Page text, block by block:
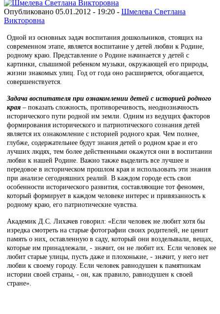
Опубликовано 05.01.2012 - 19:20 - Шмелева Светлана
Викторовна
Одной из основных задач воспитания дошкольников, стоящих на
современном этапе, является воспитание у детей любви к Родине,
родному краю. Представление о Родине начинается у детей с
картинки, слышимой ребенком музыки, окружающей его природы,
жизни знакомых улиц. Год от года оно расширяется, обогащается,
совершенствуется.
Задача воспитателя при ознакомлении детей с историей родного
края – показать сложность, противоречивость, неоднозначность
исторического пути родной им земли. Одним из ведущих факторов
формирования исторического и патриотического сознания детей
является их ознакомление с историей родного края. Чем полнее,
глубже, содержательнее будут знания детей о родном крае и его
лучших людях, тем более действенными окажутся они в воспитании
любви к нашей Родине. Важно также выделить все лучшее и
передовое в историческом прошлом края и использовать эти знания
при анализе сегодняшних реалий. В каждом городе есть свои
особенности исторического развития, составляющие тот феномен,
который формирует в каждом человеке интерес и привязанность к
родному краю, его патриотические чувства.
Академик Д.С. Лихачев говорил: «Если человек не любит хотя бы
изредка смотреть на старые фотографии своих родителей, не ценит
память о них, оставленную в саду, который они возделывали, вещах,
которые им принадлежали, - значит, он не любит их. Если человек не
любит старые улицы, пусть даже и плохонькие, - значит, у него нет
любви к своему городу. Если человек равнодушен к памятникам
истории своей страны, - он, как правило, равнодушен к своей
стране».